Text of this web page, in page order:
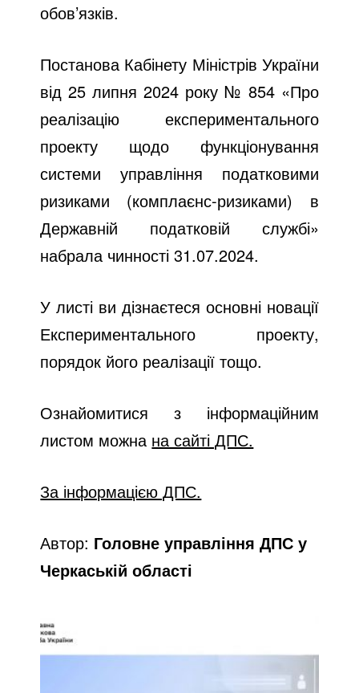
обов’язків.
Постанова Кабінету Міністрів України
від 25 липня 2024 року № 854 «Про
реалізацію експериментального
проекту щодо функціонування
системи управління податковими
ризиками (комплаєнс-ризиками) в
Державній податковій службі»
набрала чинності 31.07.2024.
У листі ви дізнаєтеся основні новації
Експериментального проекту,
порядок його реалізації тощо.
Ознайомитися з інформаційним
листом можна на сайті ДПС.
За інформацією ДПС.
Автор: Головне управління ДПС у
Черкаській області